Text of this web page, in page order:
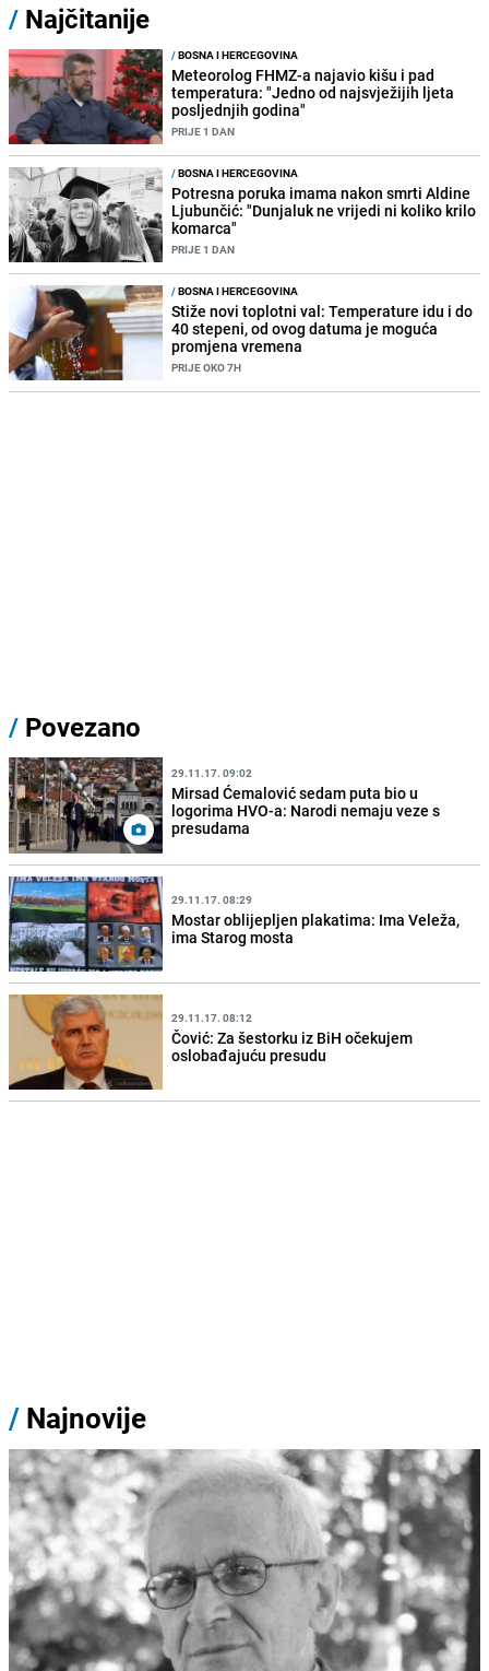
/ Najčitanije
/BOSNA I HERCEGOVINA
Meteorolog FHMZ-a najavio kišu i pad
temperatura: "Jedno od najsvježijih ljeta
posljednjih godina"
PRIJE 1 DAN
/BOSNA I HERCEGOVINA
Potresna poruka imama nakon smrti Aldine
Ljubunčić: "Dunjaluk ne vrijedi ni koliko krilo
komarca"
PRIJE 1 DAN
/BOSNA I HERCEGOVINA
Stiže novi toplotni val: Temperature idu i do
40 stepeni, od ovog datuma je moguća
promjena vremena
PRIJE OKO 7H
/ Povezano
29.11.17. 09:02
Mirsad Ćemalović sedam puta bio u
logorima HVO-a: Narodi nemaju veze s
presudama
29.11.17. 08:29
Mostar oblijepljen plakatima: Ima Veleža,
ima Starog mosta
29.11.17. 08:12
Čović: Za šestorku iz BiH očekujem
oslobađajuću presudu
/ Najnovije